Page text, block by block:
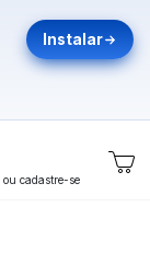
Instalar
ou cadastre-se